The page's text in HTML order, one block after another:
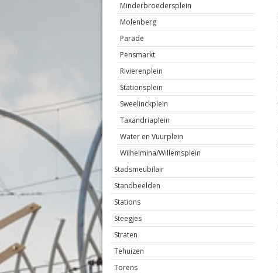
Minderbroedersplein
Molenberg
Parade
Pensmarkt
Rivierenplein
Stationsplein
Sweelinckplein
Taxandriaplein
Water en Vuurplein
Wilhelmina/Willemsplein
Stadsmeubilair
Standbeelden
Stations
Steegjes
Straten
Tehuizen
Torens